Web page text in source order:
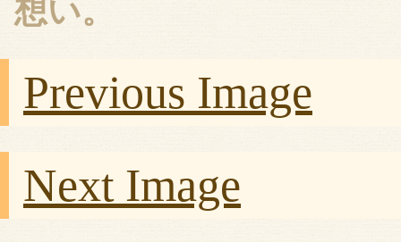
想い。
Previous Image
Next Image